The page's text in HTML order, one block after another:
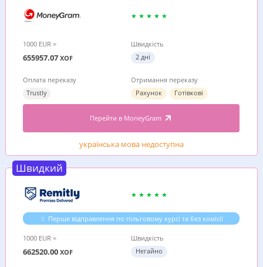
1000 EUR =
655957.07 XOF
Швидкість
2 дні
Оплата переказу
Trustly
Отримання переказу
Рахунок
Готівкові
Перейти в MoneyGram
українська мова недоступна
Швидкий
Перше відправлення по пільговому курсі та без комісії
1000 EUR =
662520.00 XOF
Швидкість
Негайно